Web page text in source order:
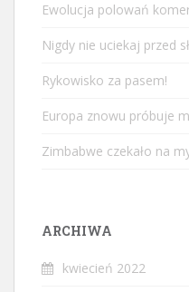
Ewolucja polowań
Nigdy nie uciekaj przed
Rykowisko za pasem!
Europa znowu próbuje
Zimbabwe czekało na
ARCHIWA
kwiecień 2022